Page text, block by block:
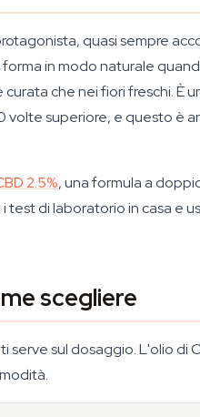
quasi sempre
forma in modo naturale
che nei fiori freschi. È
superiore, e questo è
2.5%, una formula a
di laboratorio in casa e
scegliere
sul dosaggio. L'olio di